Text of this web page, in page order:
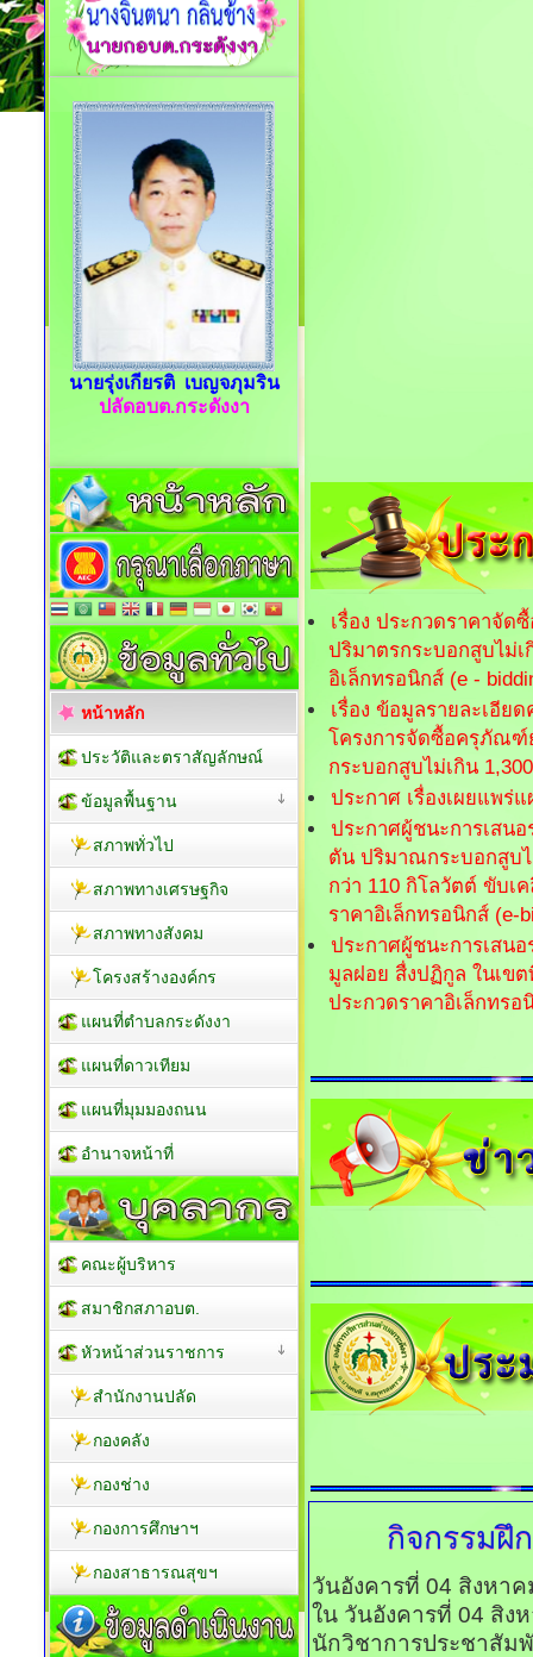
เรื่อง ประกวดราคาจั
ปริมาตรกระบอกสูบไม่
อิเล็กทรอนิกส์ (e -
เรื่อง ข้อมูลรายละเอีย
โครงการจัดซื้อครุภัณฑ์
กระบอกสูบไม่เกิน
ประกาศ เรื่องเผยแพร่
ประกาศผู้ชนะการเสน
ตัน ปริมาณกระบอกสูบไ
กว่า 110 กิโลวัตต์ ขับเ
ราคาอิเล็กทรอนิกส์ (e-
ประกาศผู้ชนะการเสน
มูลฝอย สื่งปฏิกูล ในเข
ประกวดราคาอิเล็กทรอ
กิจกรรมฝึ
วันอังคารที่ 04 สิงหา
ใน วันอังคารที่ 04 สิง
นักวิชาการประชาสัม
นายรุ่งเกียรติ เบญจภุมริน
ปลัดอบต.กระดังงา
หน้าหลัก
ประวัติและตราสัญลักษณ์
ข้อมูลพื้นฐาน
สภาพทั่วไป
สภาพทางเศรษฐกิจ
สภาพทางสังคม
โครงสร้างองค์กร
แผนที่ตำบลกระดังงา
แผนที่ดาวเทียม
แผนที่มุมมองถนน
อำนาจหน้าที่
คณะผู้บริหาร
สมาชิกสภาอบต.
หัวหน้าส่วนราชการ
สำนักงานปลัด
กองคลัง
กองช่าง
กองการศึกษาฯ
กองสาธารณสุขฯ